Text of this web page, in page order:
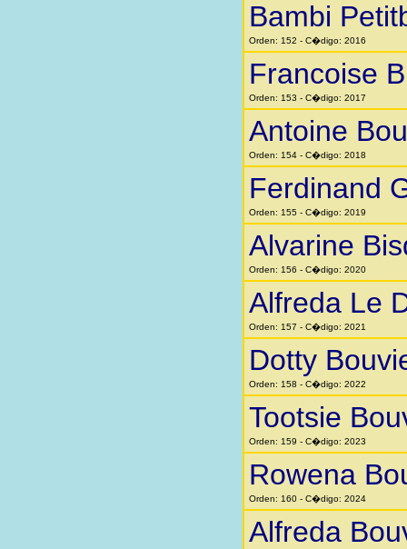
Bambi
Orden: 152 - C�digo: 2016
Francoise
Orden: 153 - C�digo: 2017
Antoine
Orden: 154 - C�digo: 2018
Ferdinand
Orden: 155 - C�digo: 2019
Alvarine
Orden: 156 - C�digo: 2020
Alfreda Le
Orden: 157 - C�digo: 2021
Dotty
Orden: 158 - C�digo: 2022
Tootsie
Orden: 159 - C�digo: 2023
Rowena
Orden: 160 - C�digo: 2024
Alfreda